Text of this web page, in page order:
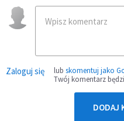
Zaloguj się lub skomentuj jako
Twój komentarz
DODAJ